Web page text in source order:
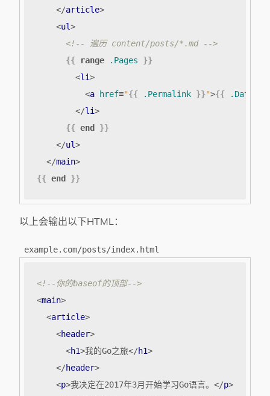
</article>
<ul>
<!-- 遍历 content/posts/*.md -->
{{
range .Pages
}}
<li>
<a href="{{ .Permalink }}">{{
</li>
{{ end
}}
</ul>
</main>
{{ end }}
以上会输出以下HTML：
example.com/posts/index.html
<!--你的baseof的顶部-->
<main>
<article>
<header>
<h1>我的Go之旅</h1>
</header>
<p>我决定在2017年3月开始学习Go语言。 </p>